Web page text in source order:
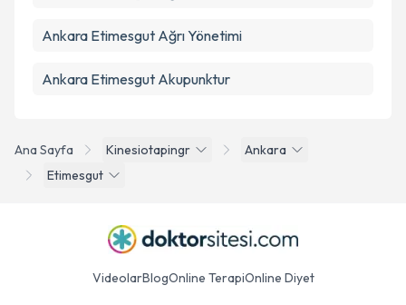
Ana Sayfa Kinesiotapingr
Ankara
Etimesgut
Ankara Etimesgut Ağrı Yönetimi
Ankara Etimesgut Akupunktur
VideolarBlogOnline TerapiOnline Diyet